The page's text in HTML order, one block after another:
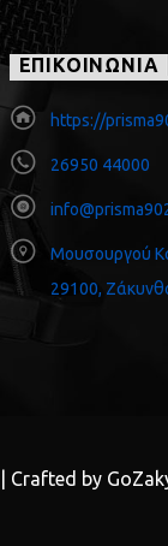
ΕΠΙΚΟΙΝΩΝΙΑ
https://
26950 44000
Μουσουργού
29100,
| Crafted by